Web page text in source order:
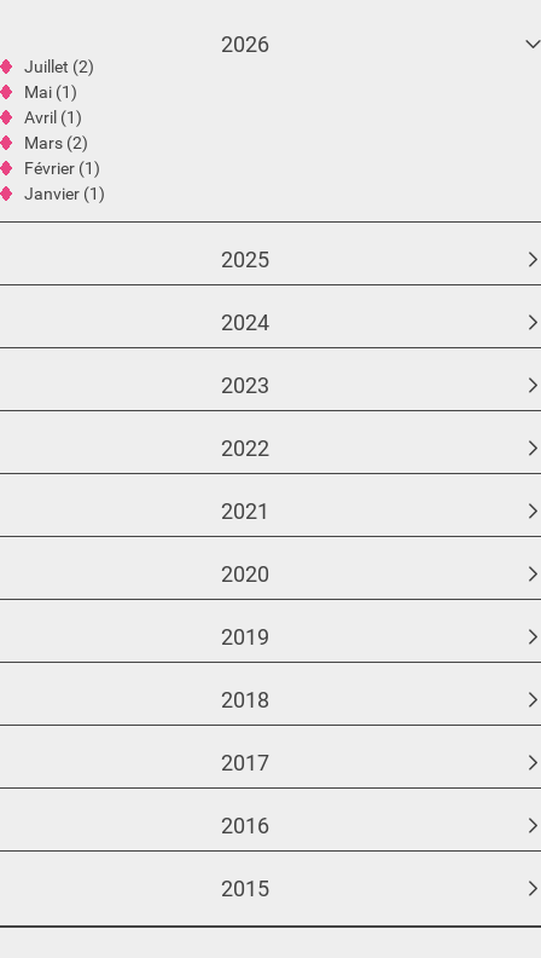
2026
Juillet (2)
Mai (1)
Avril (1)
Mars (2)
Février (1)
Janvier (1)
2025
2024
2023
2022
2021
2020
2019
2018
2017
2016
2015